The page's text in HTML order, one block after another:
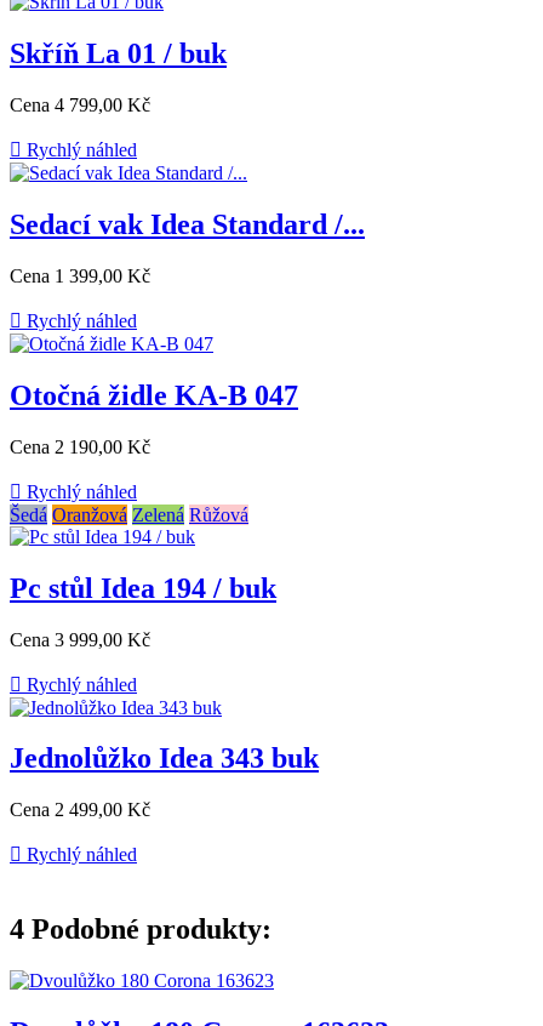
Skříň La 01 / buk
Cena 4 799,00 Kč
 Rychlý náhled
Sedací vak Idea Standard /...
Cena 1 399,00 Kč
 Rychlý náhled
Otočná židle KA-B 047
Cena 2 190,00 Kč
 Rychlý náhled
Šedá Oranžová Zelená Růžová
Pc stůl Idea 194 / buk
Cena 3 999,00 Kč
 Rychlý náhled
Jednolůžko Idea 343 buk
Cena 2 499,00 Kč
 Rychlý náhled
4 Podobné produkty: